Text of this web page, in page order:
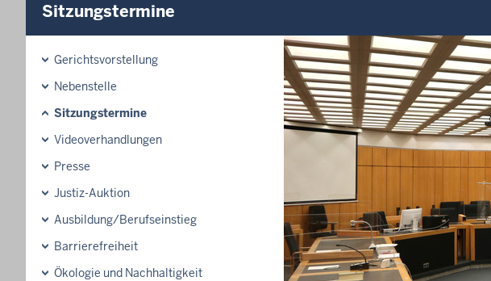
Sitzungstermine
Gerichtsvorstellung
Nebenstelle
Sitzungstermine
Videoverhandlungen
Presse
Justiz-Auktion
Ausbildung/Berufseinstieg
Barrierefreiheit
Ökologie und Nachhaltigkeit